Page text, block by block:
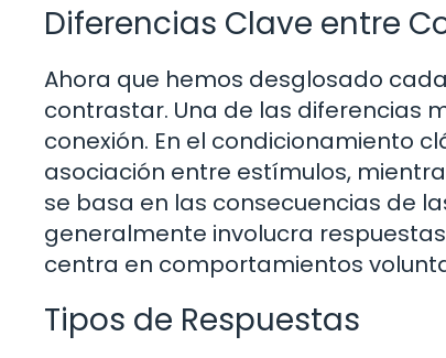
Diferencias Clave entre
Ahora que hemos desglosado
contrastar. Una de las diferencias
conexión. En el condicionamiento
asociación entre estímulos,
se basa en las consecuencias de
generalmente involucra
centra en comportamientos
Tipos de Respuestas